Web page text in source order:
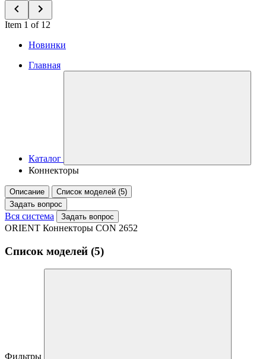
Item 1 of 12
Новинки
Главная
Каталог
Коннекторы
Описание
Список моделей (5)
Задать вопрос
Вся система Задать вопрос
ORIENT Коннекторы CON 2652
Список моделей (5)
Фильтры